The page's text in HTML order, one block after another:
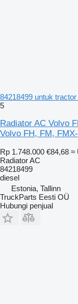
84218499 untuk
5
Radiator AC Volvo
Volvo FH, FM,
Rp 1.748.000 €84,68 ≈
Radiator AC
84218499
diesel
Estonia, Tallinn
TruckParts Eesti OÜ
Hubungi penjual